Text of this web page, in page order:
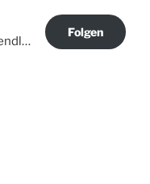
@irgendlink.de@irgendlink.de
Folgen